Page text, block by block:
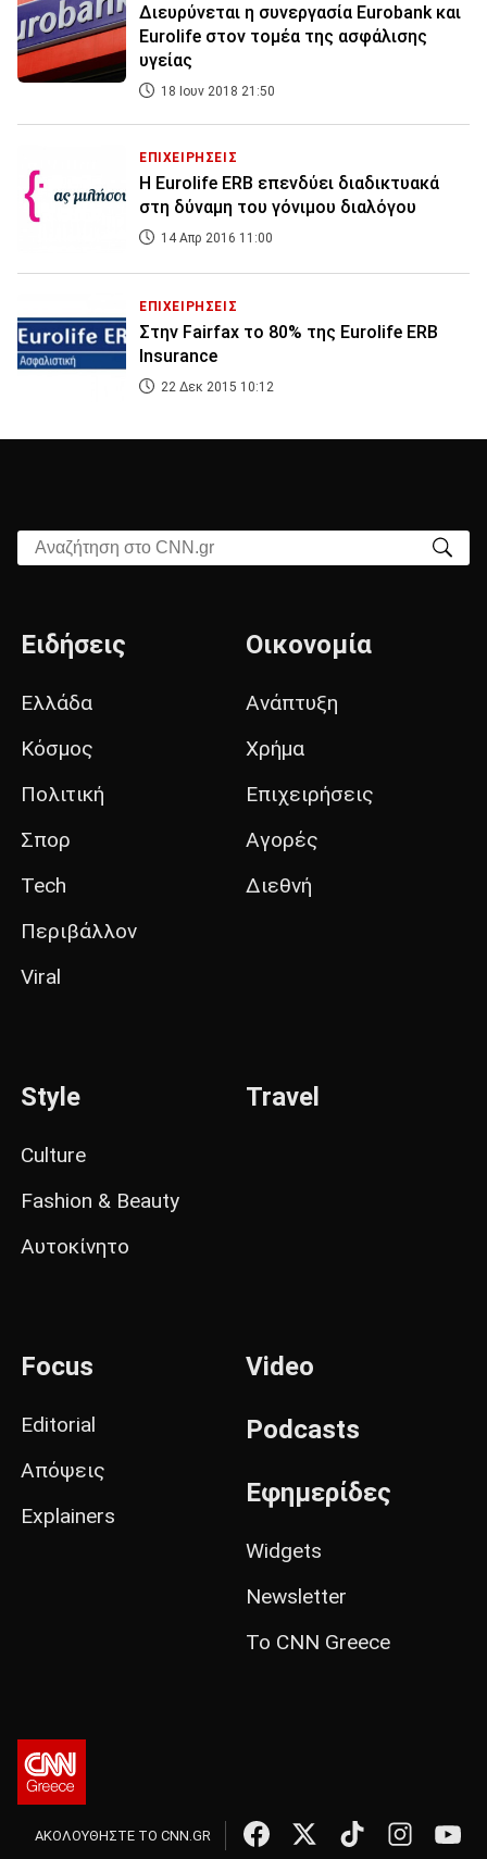
Διευρύνεται η συνεργασία Eurobank και
Eurolife στον τομέα της ασφάλισης
υγείας
18 Ιουν 2018 21:50
ΕΠΙΧΕΙΡΗΣΕΙΣ
H Eurolife ERB επενδύει διαδικτυακά
στη δύναμη του γόνιμου διαλόγου
14 Απρ 2016 11:00
ΕΠΙΧΕΙΡΗΣΕΙΣ
Στην Fairfax το 80% της Eurolife ERB
Insurance
22 Δεκ 2015 10:12
Αναζήτηση στο CNN.gr
Ειδήσεις
Ελλάδα
Κόσμος
Πολιτική
Σπορ
Tech
Περιβάλλον
Viral
Οικονομία
Ανάπτυξη
Χρήμα
Επιχειρήσεις
Αγορές
Διεθνή
Style
Culture
Fashion & Beauty
Αυτοκίνητο
Travel
Focus
Editorial
Απόψεις
Explainers
Video
Podcasts
Εφημερίδες
Widgets
Newsletter
Το CNN Greece
ΑΚΟΛΟΥΘΗΣΤΕ ΤΟ CNN.GR